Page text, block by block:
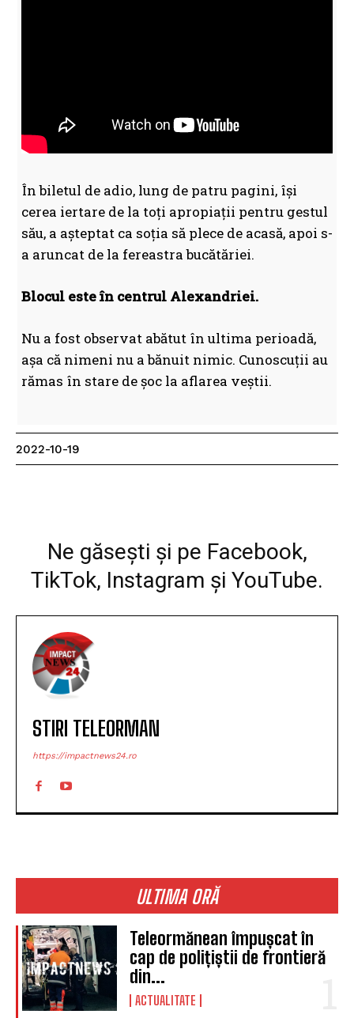
ULTIMA ORĂ
Teleormănean împușcat în
cap de polițiștii de frontieră
din...
ACTUALITATE
În biletul de adio, lung de patru pagini, își
cerea iertare de la toți apropiații pentru gestul
său, a așteptat ca soția să plece de acasă, apoi s-
a aruncat de la fereastra bucătăriei.
Blocul este în centrul Alexandriei.
Nu a fost observat abătut în ultima perioadă,
așa că nimeni nu a bănuit nimic. Cunoscuții au
rămas în stare de șoc la aflarea veștii.
2022-10-19
Ne găsești și pe Facebook,
TikTok, Instagram și YouTube.
STIRI TELEORMAN
https://impactnews24.ro